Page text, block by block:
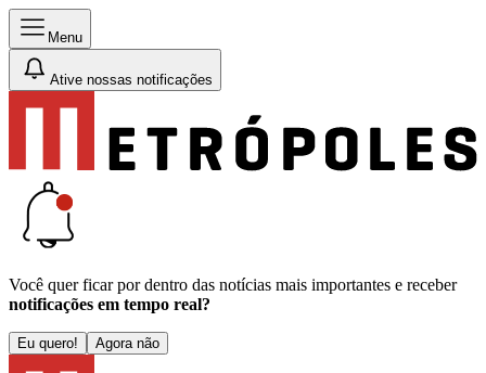
Menu
Ative nossas notificações
Você quer ficar por dentro das notícias mais importantes e receber
notificações em tempo real?
Eu quero! Agora não